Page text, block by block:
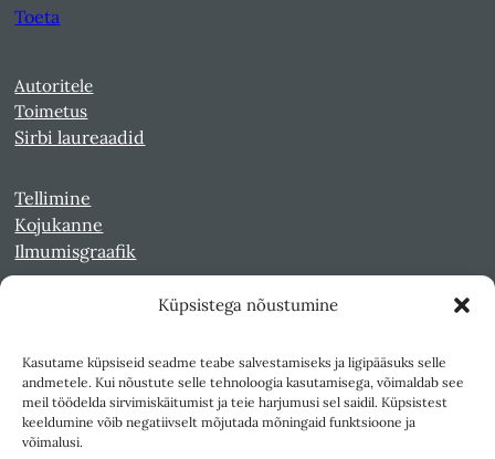
Küpsistega nõustumine
Kasutame küpsiseid seadme teabe salvestamiseks ja ligipääsuks selle
andmetele. Kui nõustute selle tehnoloogia kasutamisega, võimaldab see
meil töödelda sirvimiskäitumist ja teie harjumusi sel saidil. Küpsistest
keeldumine võib negatiivselt mõjutada mõningaid funktsioone ja
võimalusi.
Toeta
Autoritele
Toimetus
Sirbi laureaadid
Tellimine
Kojukanne
Ilmumisgraafik
Kultuurileht 1994-1997
Reede 1989-1990
Sirp ja Vasar 1940-1989